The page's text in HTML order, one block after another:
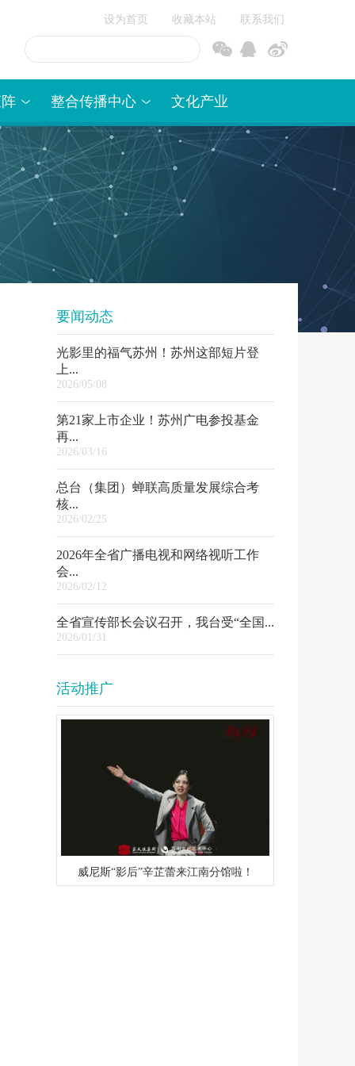
设为首页 收藏本站 联系我们
整合传播中心 文化产业
要闻动态
光影里的福气苏州！苏州这部短片登
上...
2026/05/08
第21家上市企业！苏州广电参投基金
再...
2026/03/16
总台（集团）蝉联高质量发展综合考
核...
2026/02/25
2026年全省广播电视和网络视听工作
会...
2026/02/12
全省宣传部长会议召开，我台受“全国...
2026/01/31
活动推广
威尼斯“影后”辛芷蕾来江南分馆啦！